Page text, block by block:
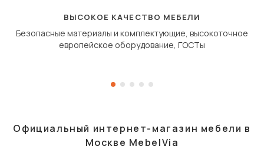
дугообразной
ВЫСОКОЕ КАЧЕСТВО МЕБЕЛИ
Безопасные материалы и комплектующие, высокоточное
европейское оборудование, ГОСТы
Официальный интернет-магазин мебели в
Москве MebelVia